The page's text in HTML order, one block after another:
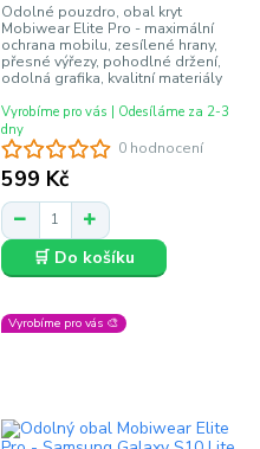
0 hodnocení
Odolné pouzdro, obal kryt
Mobiwear Elite Pro - maximální
ochrana mobilu, zesílené hrany,
přesné výřezy, pohodlné držení,
odolná grafika, kvalitní materiály
599 Kč
Vyrobíme pro vás | Odesíláme za 2-3
dny
🛒 Do košíku
Vyrobíme pro vás 🎨